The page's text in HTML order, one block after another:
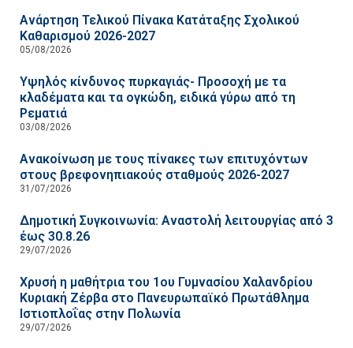
Ανάρτηση Τελικού Πίνακα Κατάταξης Σχολικού
Καθαρισμού 2026-2027
05/08/2026
Υψηλός κίνδυνος πυρκαγιάς- Προσοχή με τα
κλαδέματα και τα ογκώδη, ειδικά γύρω από τη
Ρεματιά
03/08/2026
Ανακοίνωση με τους πίνακες των επιτυχόντων
στους βρεφονηπιακούς σταθμούς 2026-2027
31/07/2026
Δημοτική Συγκοινωνία: Αναστολή λειτουργίας από 3
έως 30.8.26
29/07/2026
Χρυσή η μαθήτρια του 1ου Γυμνασίου Χαλανδρίου
Κυριακή Ζέρβα στο Πανευρωπαϊκό Πρωτάθλημα
Ιστιοπλοΐας στην Πολωνία
29/07/2026